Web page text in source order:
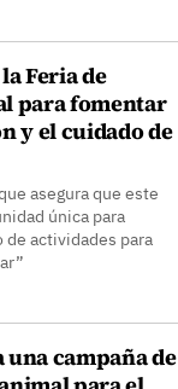
Feria de
para fomentar
y el cuidado de
asegura que este
única para
actividades para
campaña de